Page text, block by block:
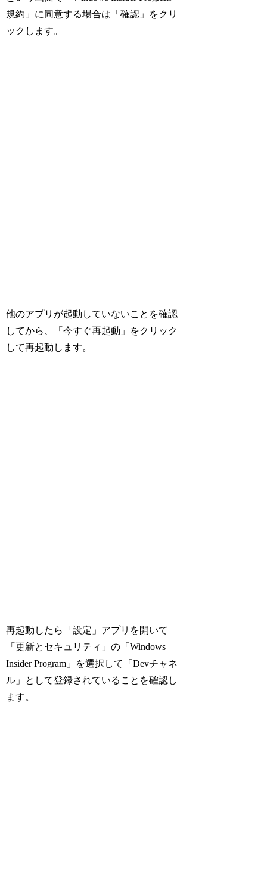
規約」に同意する場合は「確認」をクリ
ックします。
他のアプリが起動していないことを確認
してから、「今すぐ再起動」をクリック
して再起動します。
再起動したら「設定」アプリを開いて
「更新とセキュリティ」の「Windows
Insider Program」を選択して「Devチャネ
ル」として登録されていることを確認し
ます。